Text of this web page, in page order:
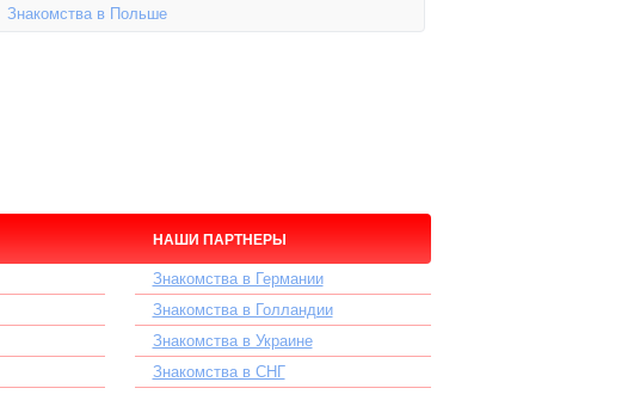
Знакомства в Польше
НАШИ ПАРТНЕРЫ
Знакомства в Германии
Знакомства в Голландии
Знакомства в Украине
Знакомства в СНГ